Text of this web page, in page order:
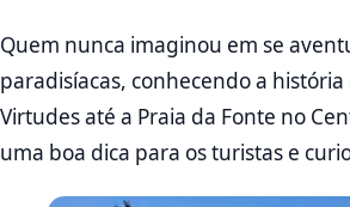
Quem nunca imaginou em se
paradisíacas, conhecendo a
Virtudes até a Praia da Fonte no
uma boa dica para os turistas e